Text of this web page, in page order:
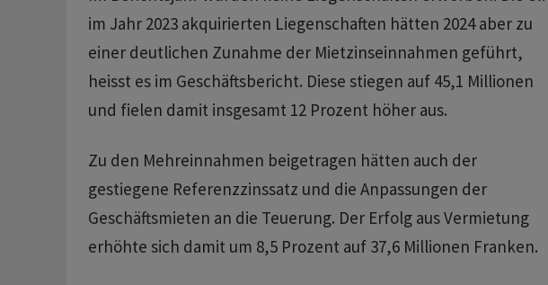
im Jahr 2023 akquirierten Liegenschaften hätten 2024 aber zu
einer deutlichen Zunahme der Mietzinseinnahmen geführt,
heisst es im Geschäftsbericht. Diese stiegen auf 45,1 Millionen
und fielen damit insgesamt 12 Prozent höher aus.
Zu den Mehreinnahmen beigetragen hätten auch der
gestiegene Referenzzinssatz und die Anpassungen der
Geschäftsmieten an die Teuerung. Der Erfolg aus Vermietung
erhöhte sich damit um 8,5 Prozent auf 37,6 Millionen Franken.